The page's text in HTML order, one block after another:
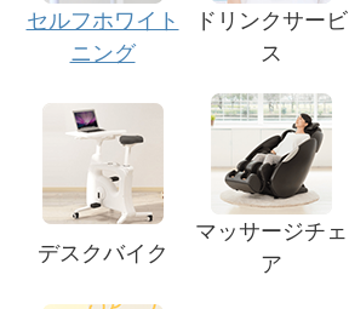
セルフホワイト
ニング
ドリンクサービ
ス
デスクバイク
マッサージチェ
ア